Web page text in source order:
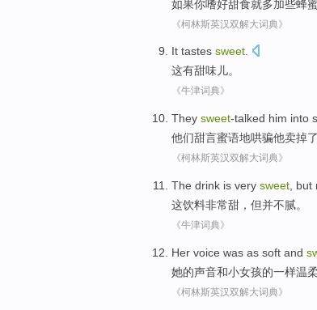
如果你嗜好甜食就多加些蜂
《柯林斯英汉双解大词典》
It tastes sweet.
这有甜味儿。
《牛津词典》
They sweet-talked him into
他们甜言蜜语地哄骗他卖掉了
《柯林斯英汉双解大词典》
The drink is very sweet but
这饮料非常甜 ， 但并不腻。
《牛津词典》
Her voice was as soft and
她的声音和小女孩的一样温
《柯林斯英汉双解大词典》